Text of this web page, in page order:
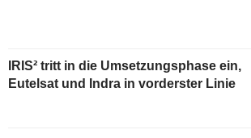
IRIS² tritt in die Umsetzungsphase ein,
Eutelsat und Indra in vorderster Linie